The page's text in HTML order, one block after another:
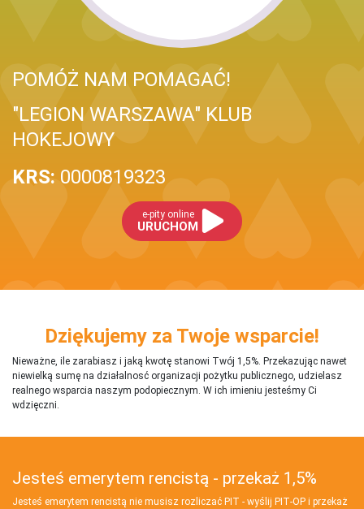
POMÓŻ NAM POMAGAĆ!
"LEGION WARSZAWA" KLUB
HOKEJOWY
KRS: 0000819323
e-pity online
URUCHOM
Dziękujemy za Twoje wsparcie!
Nieważne, ile zarabiasz i jaką kwotę stanowi Twój 1,5%. Przekazując nawet
niewielką sumę na działalnosć organizacji pożytku publicznego, udzielasz
realnego wsparcia naszym podopiecznym. W ich imieniu jesteśmy Ci
wdzięczni.
Jesteś emerytem rencistą - przekaż 1,5%
Jesteś emerytem rencistą nie musisz rozliczać PIT - wyślij PIT‑OP i przekaż